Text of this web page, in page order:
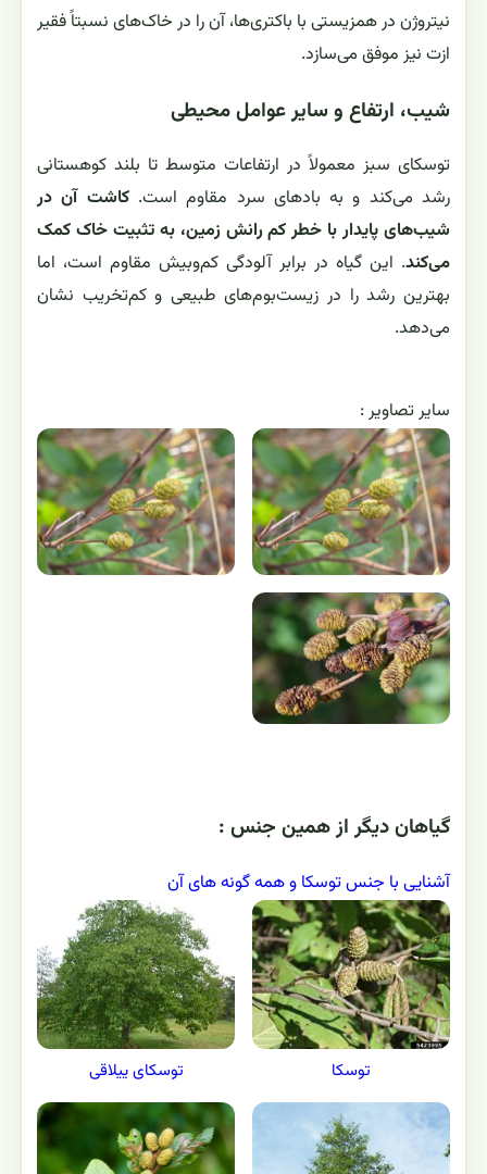
نیتروژن در همزیستی با باکتری‌ها، آن را در خاک‌های نسبتاً فقیر
ازت نیز موفق می‌سازد.
شیب، ارتفاع و سایر عوامل محیطی
توسکای سبز معمولاً در ارتفاعات متوسط تا بلند کوهستانی
رشد می‌کند و به بادهای سرد مقاوم است.کاشت آن در
شیب‌های پایدار با خطر کم رانش زمین، به تثبیت خاک کمک
می‌کند. این گیاه در برابر آلودگی کم‌وبیش مقاوم است، اما
بهترین رشد را در زیست‌بوم‌های طبیعی و کم‌تخریب نشان
می‌دهد.
ساير تصاوير :
گياهان ديگر از همين جنس :
آشنایی با جنس توسکا و همه گونه های آن
توسکا توسکای ییلاقی